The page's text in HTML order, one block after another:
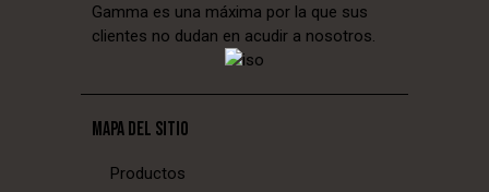
Gamma es una máxima por la que sus
clientes no dudan en acudir a nosotros.
MAPA DEL SITIO
Productos